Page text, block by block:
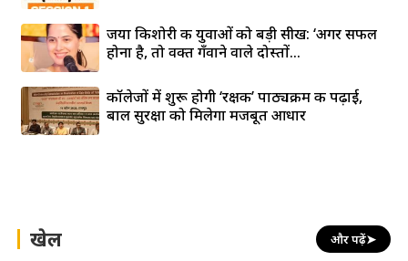
जया किशोरी की युवाओं को बड़ी सीख: ‘अगर सफल
होना है, तो वक्त गँवाने वाले दोस्तों...
कॉलेजों में शुरू होगी ‘रक्षक’ पाठ्यक्रम की पढ़ाई,
बाल सुरक्षा को मिलेगा मजबूत आधार
खेल और पढ़ें➤